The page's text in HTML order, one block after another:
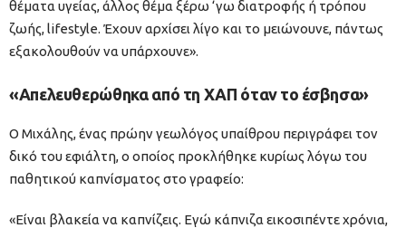
θέματα υγείας, άλλος θέμα ξέρω ‘γω διατροφής ή τρόπου
ζωής, lifestyle. Έχουν αρχίσει λίγο και το μειώνουνε, πάντως
εξακολουθούν να υπάρχουνε».
«Απελευθερώθηκα από τη ΧΑΠ όταν το έσβησα»
Ο Μιχάλης, ένας πρώην γεωλόγος υπαίθρου περιγράφει τον
δικό του εφιάλτη, ο οποίος προκλήθηκε κυρίως λόγω του
παθητικού καπνίσματος στο γραφείο:
«Είναι βλακεία να καπνίζεις. Εγώ κάπνιζα εικοσιπέντε χρόνια,